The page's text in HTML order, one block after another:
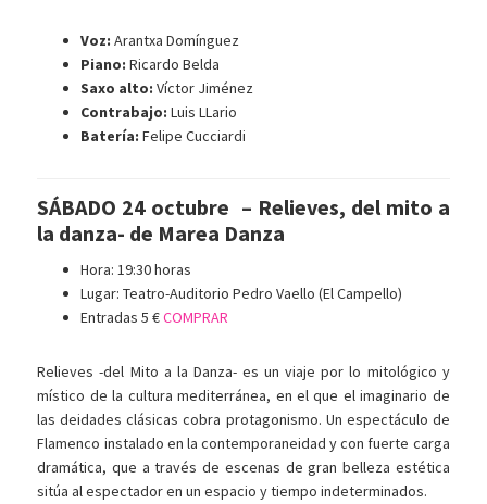
Voz:Arantxa Domínguez
Piano:Ricardo Belda
Saxo alto:Víctor Jiménez
Contrabajo:Luis LLario
Batería: Felipe Cucciardi
SÁBADO 24 octubre – Relieves, del mito a
la danza- de Marea Danza
Hora: 19:30 horas
Lugar: Teatro-Auditorio Pedro Vaello (El Campello)
Entradas 5 €COMPRAR
Relieves -del Mito a la Danza- es un viaje por lo mitológico y
místico de la cultura mediterránea, en el que el imaginario de
las deidades clásicas cobra protagonismo. Un espectáculo de
Flamenco instalado en la contemporaneidad y con fuerte carga
dramática, que a través de escenas de gran belleza estética
sitúa al espectador en un espacio y tiempo indeterminados.